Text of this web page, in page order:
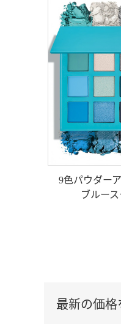
9色パウダー
ブルー
最新の価格